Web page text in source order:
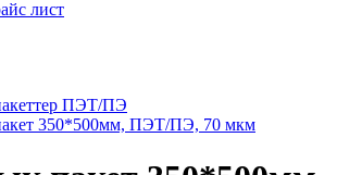
ПЭТ/ПЭ
350*500мм, ПЭТ/ПЭ, 70 мкм